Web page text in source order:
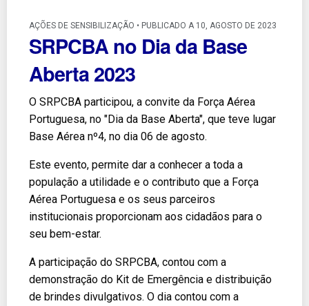
AÇÕES DE SENSIBILIZAÇÃO • PUBLICADO A 10, AGOSTO DE 2023
SRPCBA no Dia da Base
Aberta 2023
O SRPCBA participou, a convite da Força Aérea
Portuguesa, no "Dia da Base Aberta", que teve lugar
Base Aérea nº4, no dia 06 de agosto.
Este evento, permite dar a conhecer a toda a
população a utilidade e o contributo que a Força
Aérea Portuguesa e os seus parceiros
institucionais proporcionam aos cidadãos para o
seu bem-estar.
A participação do SRPCBA, contou com a
demonstração do Kit de Emergência e distribuição
de brindes divulgativos. O dia contou com a